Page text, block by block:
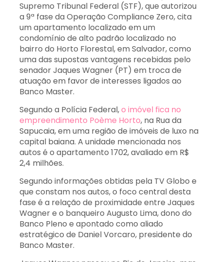
Supremo Tribunal Federal (STF), que autorizou
a 9ª fase da Operação Compliance Zero, cita
um apartamento localizado em um
condomínio de alto padrão localizado no
bairro do Horto Florestal, em Salvador, como
uma das supostas vantagens recebidas pelo
senador Jaques Wagner (PT) em troca de
atuação em favor de interesses ligados ao
Banco Master.
Segundo a Polícia Federal,o imóvel fica no
empreendimento Poème Horto, na Rua da
Sapucaia, em uma região de imóveis de luxo na
capital baiana. A unidade mencionada nos
autos é o apartamento 1702, avaliado em R$
2,4 milhões.
Segundo informações obtidas pela TV Globo e
que constam nos autos, o foco central desta
fase é a relação de proximidade entre Jaques
Wagner e o banqueiro Augusto Lima, dono do
Banco Pleno e apontado como aliado
estratégico de Daniel Vorcaro, presidente do
Banco Master.